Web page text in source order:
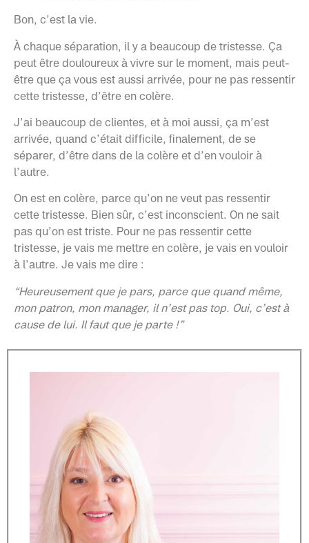
Bon, c’est la vie.
À chaque séparation, il y a beaucoup de tristesse. Ça
peut être douloureux à vivre sur le moment, mais peut-
être que ça vous est aussi arrivée, pour ne pas ressentir
cette tristesse, d’être en colère.
J’ai beaucoup de clientes, et à moi aussi, ça m’est
arrivée, quand c’était difficile, finalement, de se
séparer, d’être dans de la colère et d’en vouloir à
l’autre.
On est en colère, parce qu’on ne veut pas ressentir
cette tristesse. Bien sûr, c’est inconscient. On ne sait
pas qu’on est triste. Pour ne pas ressentir cette
tristesse, je vais me mettre en colère, je vais en vouloir
à l’autre. Je vais me dire :
“Heureusement que je pars, parce que quand même,
mon patron, mon manager, il n’est pas top. Oui, c’est à
cause de lui. Il faut que je parte !”